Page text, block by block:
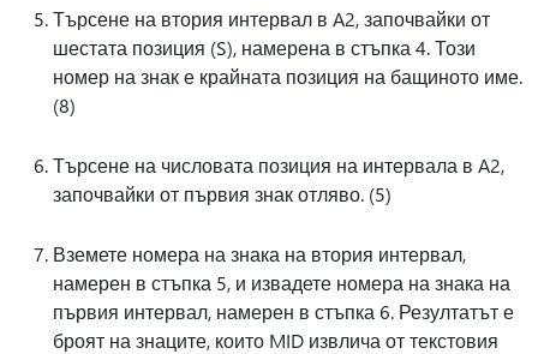
Търсене на втория интервал в A2, започвайки от
шестата позиция (S), намерена в стъпка 4. Този
номер на знак е крайната позиция на бащиното име.
(8)
Търсене на числовата позиция на интервала в A2,
започвайки от първия знак отляво. (5)
Вземете номера на знака на втория интервал,
намерен в стъпка 5, и извадете номера на знака на
първия интервал, намерен в стъпка 6. Резултатът е
броят на знаците, които MID извлича от текстовия